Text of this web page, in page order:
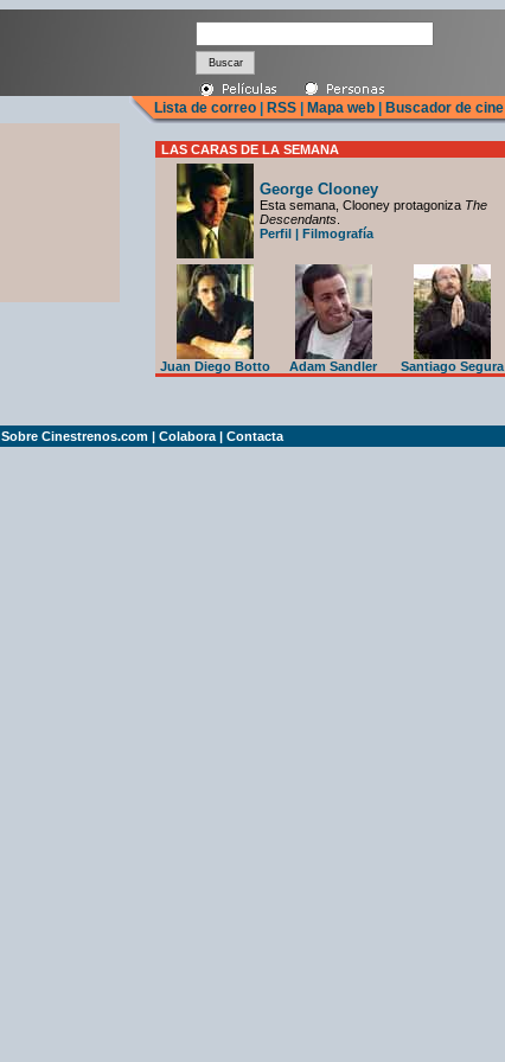
Lista de correo RSS Mapa web Buscador de cine
LAS CARAS DE LA SEMANA
George Clooney
Esta semana, Clooney protagoniza The
Descendants
Perfil | Filmografía
Juan Diego Botto Adam Sandler Santiago Segura
Sobre Cinestrenos.com | Colabora | Contacta